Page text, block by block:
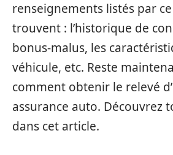
renseignements listés par
trouvent : l’historique de
bonus-malus, les
véhicule, etc. Reste
comment obtenir le relevé
assurance auto. Découvrez
dans cet article.